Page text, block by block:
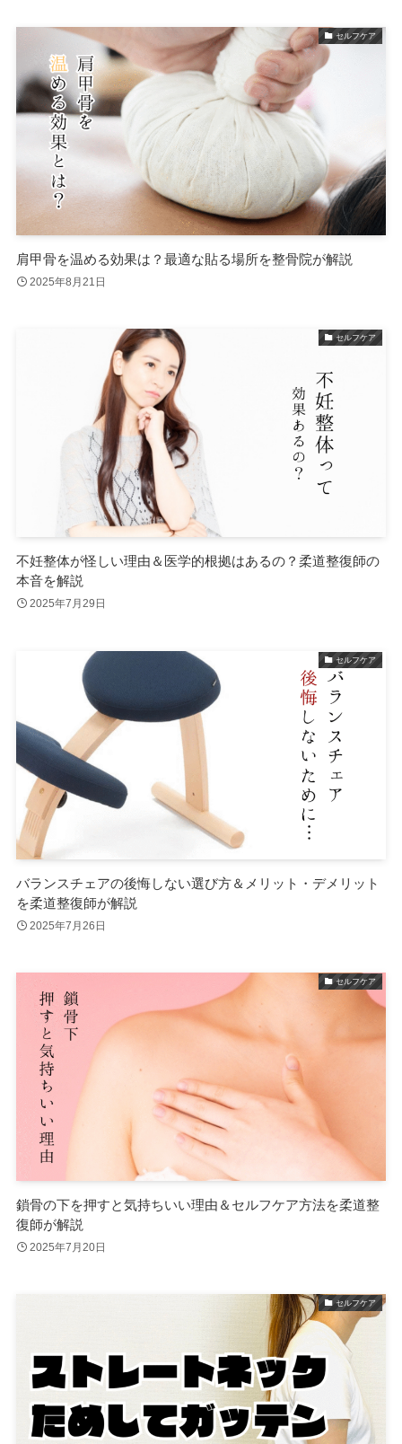
セルフケア
肩甲骨を温める効果は？最適な貼る場所を整骨院が解説
2025年8月21日
セルフケア
不妊整体が怪しい理由＆医学的根拠はあるの？柔道整復師の
本音を解説
2025年7月29日
セルフケア
バランスチェアの後悔しない選び方＆メリット・デメリット
を柔道整復師が解説
2025年7月26日
セルフケア
鎖骨の下を押すと気持ちいい理由＆セルフケア方法を柔道整
復師が解説
2025年7月20日
セルフケア